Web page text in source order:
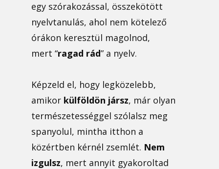
egy szórakozással, összekötött
nyelvtanulás, ahol nem kötelező
órákon keresztül magolnod,
mert “ragad rád” a nyelv.
Képzeld el, hogy legközelebb,
amikor külföldön jársz, már olyan
természetességgel szólalsz meg
spanyolul, mintha itthon a
közértben kérnél zsemlét. Nem
izgulsz, mert annyit gyakoroltad